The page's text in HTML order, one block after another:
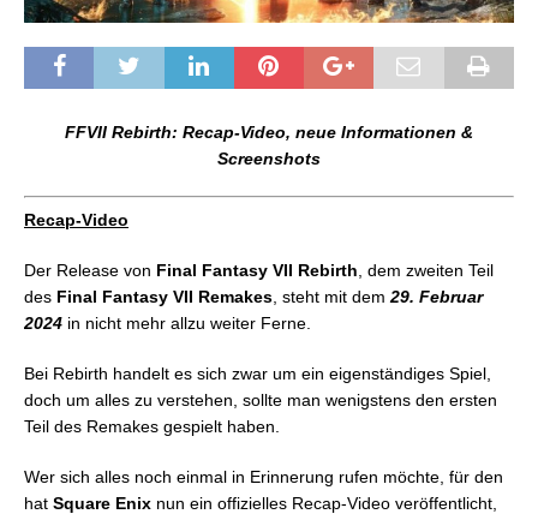
FFVII Rebirth: Recap-Video, neue Informationen &
Screenshots
Recap-Video
Der Release von Final Fantasy VII Rebirth , dem zweiten Teil
des Final Fantasy VII Remakes , steht mit dem 29. Februar
2024 in nicht mehr allzu weiter Ferne.
Bei Rebirth handelt es sich zwar um ein eigenständiges Spiel,
doch um alles zu verstehen, sollte man wenigstens den ersten
Teil des Remakes gespielt haben.
Wer sich alles noch einmal in Erinnerung rufen möchte, für den
hat Square Enix nun ein offizielles Recap-Video veröffentlicht,